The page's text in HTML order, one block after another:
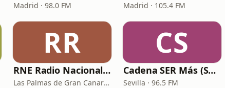
Madrid · 98.0 FM Madrid · 105.4 FM
RR
RNE Radio Nacional - Canarias
Las Palmas de Gran Canaria · 92.8 FM
CS
Cadena SER Más (SER+ Sevilla)
Sevilla · 96.5 FM